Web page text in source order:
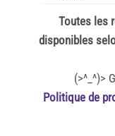
Toutes les
disponibles
(>^_^)>
Politique de